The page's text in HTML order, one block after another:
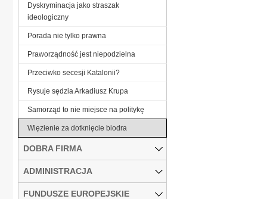
Dyskryminacja jako straszak
ideologiczny
Porada nie tylko prawna
Praworządność jest niepodzielna
Przeciwko secesji Katalonii?
Rysuje sędzia Arkadiusz Krupa
Samorząd to nie miejsce na politykę
Więzienie za dotknięcie biodra
DOBRA FIRMA
ADMINISTRACJA
FUNDUSZE EUROPEJSKIE